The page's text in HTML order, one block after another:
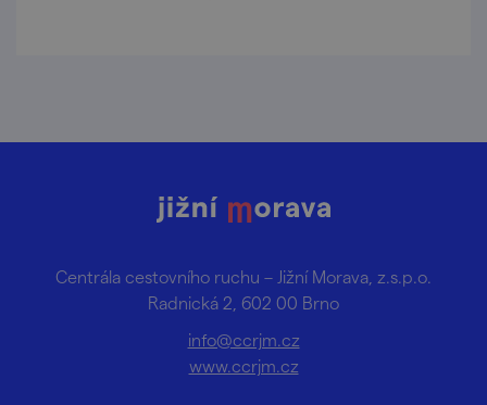
Centrála cestovního ruchu – Jižní Morava, z.s.p.o.
Radnická 2, 602 00 Brno
info@ccrjm.cz
www.ccrjm.cz